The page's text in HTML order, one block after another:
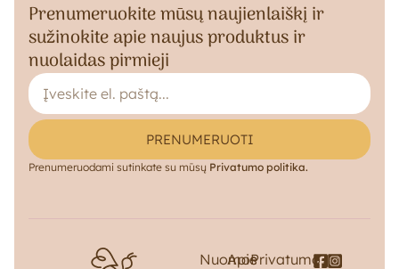
Prenumeruokite mūsų naujienlaiškį ir
sužinokite apie naujus produktus ir
nuolaidas pirmieji
PRENUMERUOTI
Prenumeruodami sutinkate su mūsų Privatumo politika.
Nuomos
ApiePrivatumo